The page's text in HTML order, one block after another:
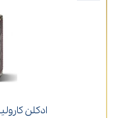
ادکلن